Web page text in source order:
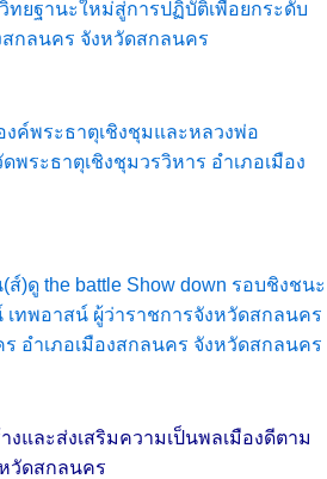
ทยฐานะใหม่สู่การปฏิบัติเพื่อยกระดับ
กลนคร จังหวัดสกลนคร
ค์พระธาตุเชิงชุมและหลวงพ่อ
ระธาตุเชิงชุมวรวิหาร อำเภอเมือง
)ดู the battle Show down รอบชิงชนะ
เทพอาสน์ ผู้ว่าราชการจังหวัดสกลนคร
อำเภอเมืองสกลนคร จังหวัดสกลนคร
และส่งเสริมความเป็นพลเมืองดีตาม
วัดสกลนคร